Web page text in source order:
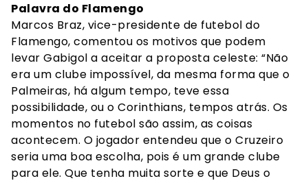
Palavra do Flamengo
Marcos Braz, vice-presidente de futebol do
Flamengo, comentou os motivos que podem
levar Gabigol a aceitar a proposta celeste: “Não
era um clube impossível, da mesma forma que o
Palmeiras, há algum tempo, teve essa
possibilidade, ou o Corinthians, tempos atrás. Os
momentos no futebol são assim, as coisas
acontecem. O jogador entendeu que o Cruzeiro
seria uma boa escolha, pois é um grande clube
para ele. Que tenha muita sorte e que Deus o